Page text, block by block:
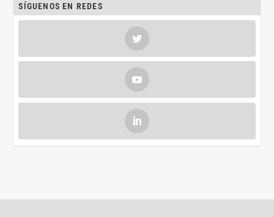
SÍGUENOS EN REDES